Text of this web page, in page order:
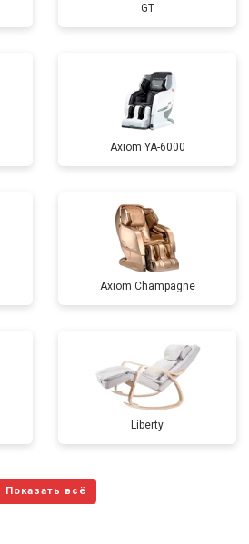
GT
Axiom YA-6000
Axiom Champagne
Liberty